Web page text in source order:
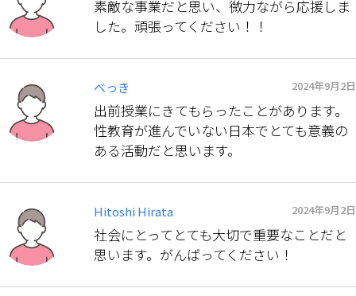
素敵な事業だと思い、微力ながら応援しま
した。頑張ってください！！
べっき 2024年9月2日
出前授業にきてもらったことがあります。
性教育が進んでいない日本でとても意義の
ある活動だと思います。
Hitoshi Hirata 2024年9月2日
社会にとってとても大切で重要なことだと
思います。がんばってください！